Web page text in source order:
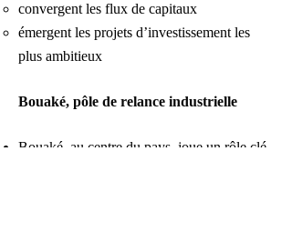
convergent les flux de capitaux
émergent les projets d’investissement les
plus ambitieux
Bouaké, pôle de relance industrielle
Bouaké, au centre du pays, joue un rôle clé